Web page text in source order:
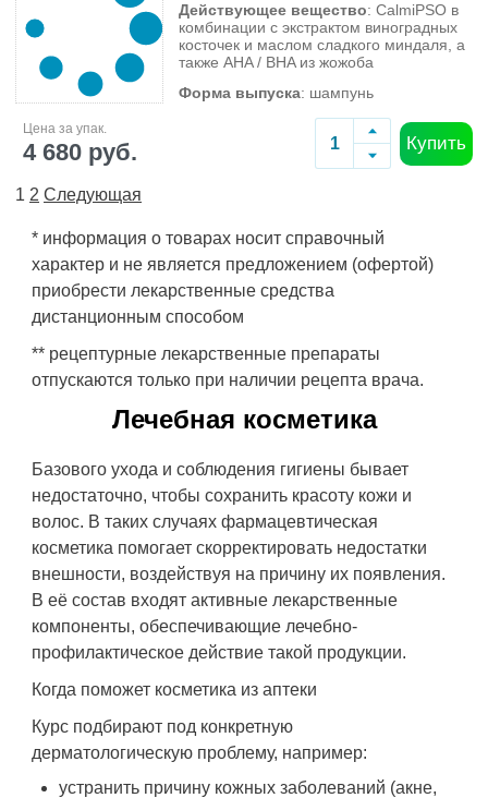
Действующее вещество: CalmiPSO в
комбинации с экстрактом виноградных
косточек и маслом сладкого миндаля, а
также AHA / BHA из жожоба
Форма выпуска: шампунь
Цена за упак.
4 680 руб. Купить
1 2 Следующая
* информация о товарах носит справочный
характер и не является предложением (офертой)
приобрести лекарственные средства
дистанционным способом
** рецептурные лекарственные препараты
отпускаются только при наличии рецепта врача.
Лечебная косметика
Базового ухода и соблюдения гигиены бывает
недостаточно, чтобы сохранить красоту кожи и
волос. В таких случаях фармацевтическая
косметика помогает скорректировать недостатки
внешности, воздействуя на причину их появления.
В её состав входят активные лекарственные
компоненты, обеспечивающие лечебно-
профилактическое действие такой продукции.
Когда поможет косметика из аптеки
Курс подбирают под конкретную
дерматологическую проблему, например:
устранить причину кожных заболеваний (акне,